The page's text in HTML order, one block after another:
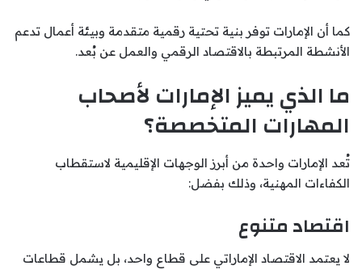
كما أن الإمارات توفر بنية تحتية رقمية متقدمة وبيئة أعمال تدعم
الأنشطة المرتبطة بالاقتصاد الرقمي والعمل عن بُعد.
ما الذي يميز الإمارات لأصحاب
المهارات المتخصصة؟
تُعد الإمارات واحدة من أبرز الوجهات الإقليمية لاستقطاب
الكفاءات المهنية، وذلك بفضل:
اقتصاد متنوع
لا يعتمد الاقتصاد الإماراتي على قطاع واحد، بل يشمل قطاعات